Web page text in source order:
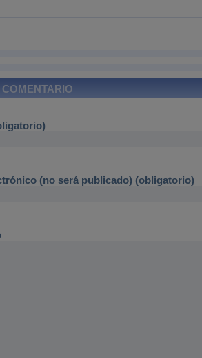
(no será publicado) (obligatorio)